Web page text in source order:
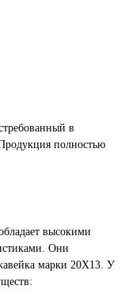
в
полностью
высокими
Они
марки 20Х13. У